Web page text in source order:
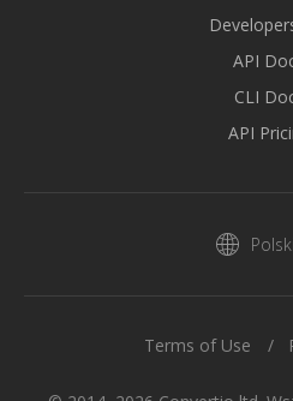
API
CLI
API
Polski
Terms of Use